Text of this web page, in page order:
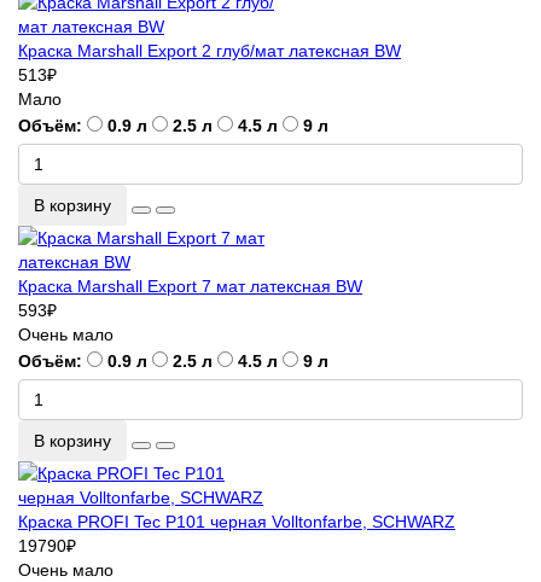
Краска Marshall Export 2 глуб/мат латексная BW
513₽
Мало
Объём:
0.9 л 2.5 л 4.5 л 9 л
В корзину
Краска Marshall Export 7 мат латексная BW
593₽
Очень мало
Объём:
0.9 л 2.5 л 4.5 л 9 л
В корзину
Краска PROFI Tec P101 черная Volltonfarbe, SCHWARZ
19790₽
Очень мало